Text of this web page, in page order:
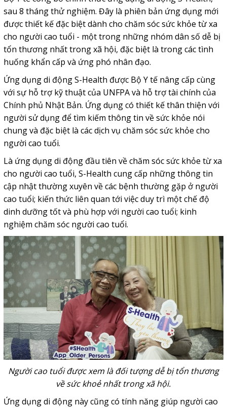
sau 8 tháng thử nghiệm. Đây là phiên bản ứng dụng mới
được thiết kế đặc biệt dành cho chăm sóc sức khỏe từ xa
cho người cao tuổi - một trong những nhóm dân số dễ bị
tổn thương nhất trong xã hội, đặc biệt là trong các tình
huống khẩn cấp và ứng phó nhân đạo.
Ứng dụng di động S-Health được Bộ Y tế nâng cấp cùng
với sự hỗ trợ kỹ thuật của UNFPA và hỗ trợ tài chính của
Chính phủ Nhật Bản. Ứng dụng có thiết kế thân thiện với
người sử dụng để tìm kiếm thông tin về sức khỏe nói
chung và đặc biệt là các dịch vụ chăm sóc sức khỏe cho
người cao tuổi.
Là ứng dụng di động đầu tiên về chăm sóc sức khỏe từ xa
cho người cao tuổi, S-Health cung cấp những thông tin
cập nhật thường xuyên về các bệnh thường gặp ở người
cao tuổi; kiến thức liên quan tới việc duy trì một chế độ
dinh dưỡng tốt và phù hợp với người cao tuổi; kinh
nghiệm chăm sóc người cao tuổi.
Người cao tuổi được xem là đối tượng dễ bị tổn thương
về sức khoẻ nhất trong xã hội.
Ứng dụng di động này cũng có tính năng giúp người cao